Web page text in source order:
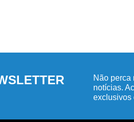
Não perca
notícias.
exclusivos